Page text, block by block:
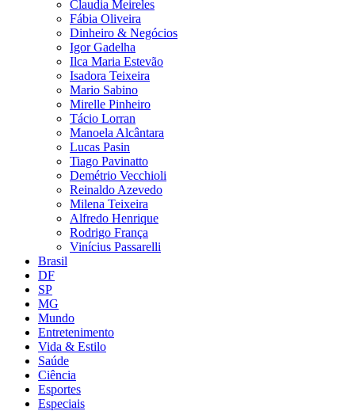
Claudia Meireles
Fábia Oliveira
Dinheiro & Negócios
Igor Gadelha
Ilca Maria Estevão
Isadora Teixeira
Mario Sabino
Mirelle Pinheiro
Tácio Lorran
Manoela Alcântara
Lucas Pasin
Tiago Pavinatto
Demétrio Vecchioli
Reinaldo Azevedo
Milena Teixeira
Alfredo Henrique
Rodrigo França
Vinícius Passarelli
Brasil
DF
SP
MG
Mundo
Entretenimento
Vida & Estilo
Saúde
Ciência
Esportes
Especiais